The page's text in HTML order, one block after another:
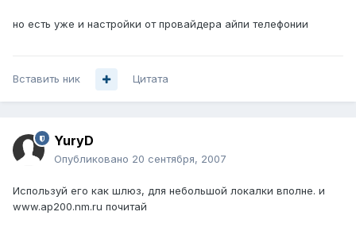
но есть уже и настройки от провайдера айпи телефонии
Вставить ник Цитата
YuryD
Опубликовано 20 сентября, 2007
Используй его как шлюз, для небольшой локалки вполне. и
www.ap200.nm.ru почитай